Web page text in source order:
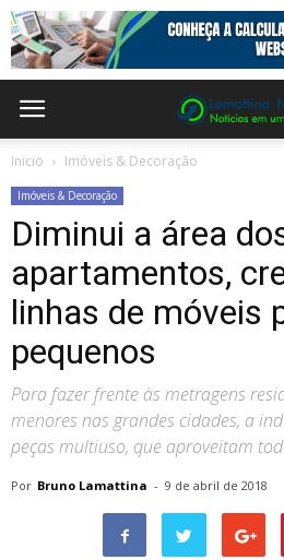
Inicio Imóveis & Decoração
Imóveis & Decoração
Diminui a área
apartamentos,
linhas de móveis
pequenos
Para fazer frente às metragens
menores nas grandes cidades, a
peças multiuso, que aproveitam
Por Bruno Lamattina - 9 de abril de 2018